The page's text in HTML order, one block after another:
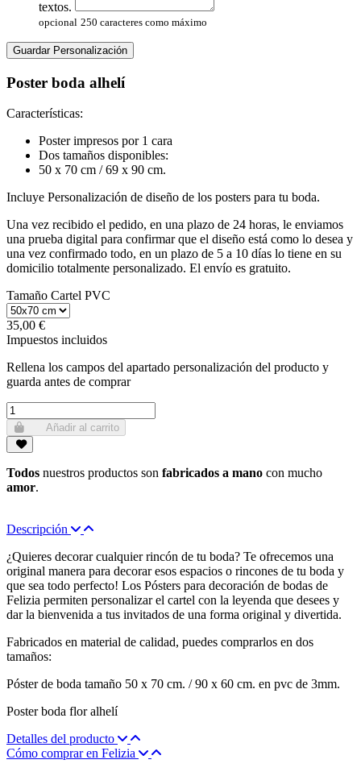
textos.
opcional 250 caracteres como máximo
Guardar Personalización
Poster boda alhelí
Características:
Poster impresos por 1 cara
Dos tamaños disponibles:
50 x 70 cm / 69 x 90 cm.
Incluye Personalización de diseño de los posters para tu boda.
Una vez recibido el pedido, en una plazo de 24 horas, le enviamos
una prueba digital para confirmar que el diseño está como lo desea y
una vez confirmado todo, en un plazo de 5 a 10 días lo tiene en su
domicilio totalmente personalizado. El envío es gratuito.
Tamaño Cartel PVC
35,00 €
Impuestos incluidos
Rellena los campos del apartado personalización del producto y
guarda antes de comprar
Añadir al carrito
Todos nuestros productos son fabricados a mano con mucho
amor.
Descripción
¿Quieres decorar cualquier rincón de tu boda? Te ofrecemos una
original manera para decorar esos espacios o rincones de tu boda y
que sea todo perfecto! Los Pósters para decoración de bodas de
Felizia permiten personalizar el cartel con la leyenda que desees y
dar la bienvenida a tus invitados de una forma original y divertida.
Fabricados en material de calidad, puedes comprarlos en dos
tamaños:
Póster de boda tamaño 50 x 70 cm. / 90 x 60 cm. en pvc de 3mm.
Poster boda flor alhelí
Detalles del producto
Cómo comprar en Felizia